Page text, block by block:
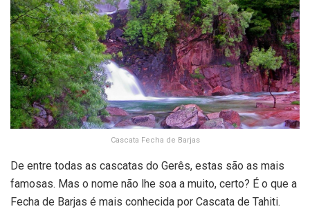
Cascata Fecha de Barjas
De entre todas as cascatas do Gerês, estas são as mais
famosas. Mas o nome não lhe soa a muito, certo? É o que a
Fecha de Barjas é mais conhecida por Cascata de Tahiti.